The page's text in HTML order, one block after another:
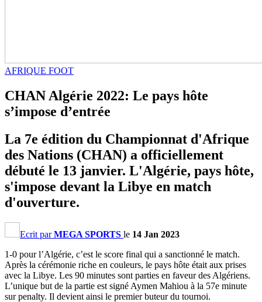
AFRIQUE FOOT
CHAN Algérie 2022: Le pays hôte
s’impose d’entrée
La 7e édition du Championnat d'Afrique
des Nations (CHAN) a officiellement
débuté le 13 janvier. L'Algérie, pays hôte,
s'impose devant la Libye en match
d'ouverture.
Ecrit parMEGA SPORTS le 14 Jan 2023
1-0 pour l’Algérie, c’est le score final qui a sanctionné le match.
Après la cérémonie riche en couleurs, le pays hôte était aux prises
avec la Libye. Les 90 minutes sont parties en faveur des Algériens.
L’unique but de la partie est signé Aymen Mahiou à la 57e minute
sur penalty. Il devient ainsi le premier buteur du tournoi.